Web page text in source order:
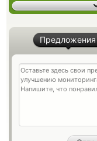
Предложения